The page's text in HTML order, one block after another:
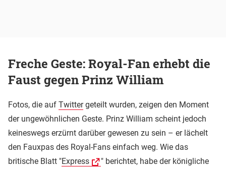
Freche Geste: Royal-Fan erhebt die
Faust gegen Prinz William
Fotos, die auf Twittergeteilt wurden, zeigen den Moment
der ungewöhnlichen Geste. Prinz William scheint jedoch
keineswegs erzürnt darüber gewesen zu sein – er lächelt
den Fauxpas des Royal-Fans einfach weg. Wie das
britische Blatt "Express
" berichtet, habe der königliche